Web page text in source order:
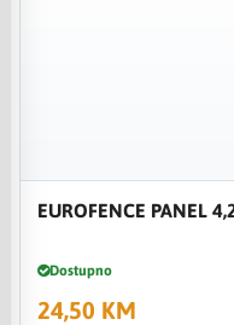
EUROFENCE PANEL
Dostupno
24,50 KM